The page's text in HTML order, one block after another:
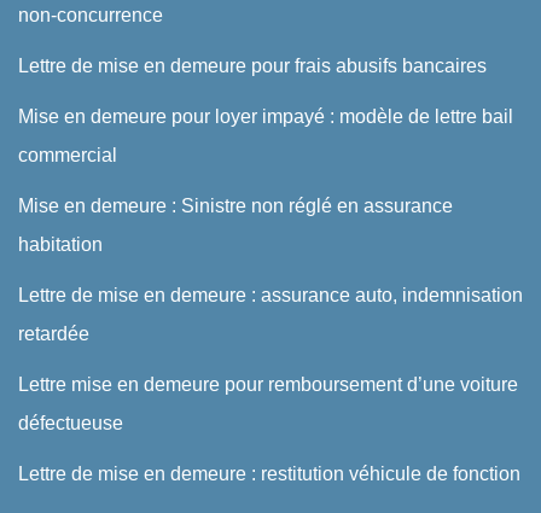
non-concurrence
Lettre de mise en demeure pour frais abusifs bancaires
Mise en demeure pour loyer impayé : modèle de lettre bail
commercial
Mise en demeure : Sinistre non réglé en assurance
habitation
Lettre de mise en demeure : assurance auto, indemnisation
retardée
Lettre mise en demeure pour remboursement d’une voiture
défectueuse
Lettre de mise en demeure : restitution véhicule de fonction